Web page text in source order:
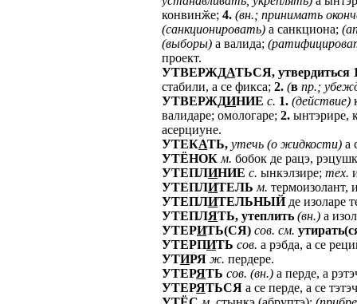
конвинӂе; 4. (вн.; принимать
(санкционировать) а санкциона;
(выборы) а валида;
проект.
УТВЕРЖДАТЬСЯ, утвердиться
стабили, а се фикса; 2. (в пр.;
УТВЕРЖДИНИЕ с. 1. (действие)
валидаре; омологаре; 2. ынтэрире,
асерциуне.
УТЕКАТЬ, утечь (о жидкости) а
УТЁНОК м. бобок де рацэ,
УТЕПЛИНИЕ с. ынкэлзире; тех.
УТЕПЛИТЕЛЬ м. термоизолант,
УТЕПЛИТЕЛЬНЫЙде изоларе
УТЕПЛЯТЬ, утеплить (вн.) а
УТЕРИТЬ(СЯ) сов. см.
УТЕРПИТЬ сов. а рэбда, а се
УТИРЯ ж. пердере.
УТЕРЯТЬ сов. (вн.) а перде, а
УТЕРЯТЬСЯ а се перде, а се